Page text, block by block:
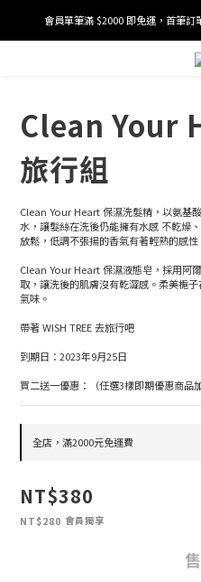
加入/驗證會員並綁定電話號
會員單筆滿 $2000 即免運，首筆訂
加入/驗證會員並綁定電話
Clean Your
旅行組
Clean Your Heart 保濕洗髮精，以氨基
水，讓髮絲在洗後仍能擁有水感 不乾燥
放鬆，低調不張揚的香氣有著輕熟的感性
Clean Your Heart 保濕液態皂，採用阿
取，讓洗後的肌膚沒有乾澀感。柔美梔
氣味。
帶著 WISH TREE 去旅行吧
到期日：2023年9月25日
買二送一優惠：（任選3樣即期優惠商品
全店，滿2000元免運費
NT$380
NT$280 會員獨享